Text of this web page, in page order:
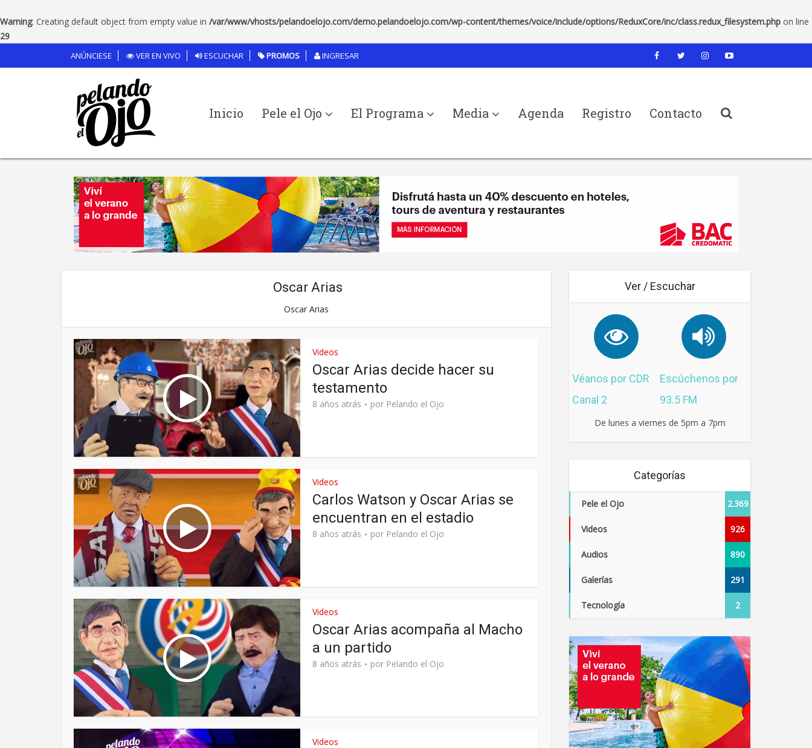
Warning: Creating default object from empty value in /var/www/vhosts/pelandoelojo.com/demo.pelandoelojo.com/wp-content/themes/voice/include/options/ReduxCore/inc/class.redux_filesystem.php on line
29
ANÚNCIESE VER EN VIVO ESCUCHAR PROMOS INGRESAR
Inicio Pele el Ojo El Programa Media Agenda Registro Contacto
Oscar Arias
Oscar Arias
Videos
Oscar Arias decide hacer su
testamento
8 años atrás por Pelando el Ojo
Videos
Carlos Watson y Oscar Arias se
encuentran en el estadio
8 años atrás por Pelando el Ojo
Videos
Oscar Arias acompaña al Macho
a un partido
8 años atrás por Pelando el Ojo
Videos
Ver / Escuchar
Véanos por CDR
Canal 2
Escúchenos por
93.5 FM
De lunes a viernes de 5pm a 7pm
Categorías
Pele el Ojo 2.369
Videos 926
Audios 890
Galerías 291
Tecnología 2